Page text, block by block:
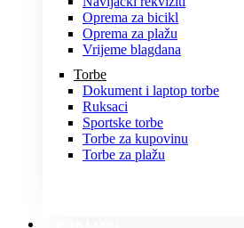
Oprema za bicikl
Oprema za plažu
Vrijeme blagdana
Torbe
Dokument i laptop torbe
Ruksaci
Sportske torbe
Torbe za kupovinu
Torbe za plažu